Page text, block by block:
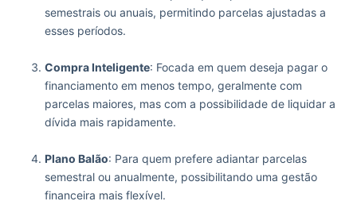
semestrais ou anuais, permitindo parcelas ajustadas a
esses períodos.
Compra Inteligente: Focada em quem deseja pagar o
financiamento em menos tempo, geralmente com
parcelas maiores, mas com a possibilidade de liquidar a
dívida mais rapidamente.
Plano Balão: Para quem prefere adiantar parcelas
semestral ou anualmente, possibilitando uma gestão